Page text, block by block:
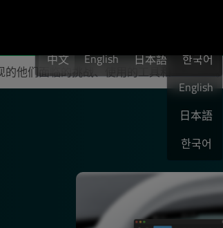
中文
English
日本語
한국어
中文 English 日本語 한국어
他们面临的挑战、使用的工具和工作流程。